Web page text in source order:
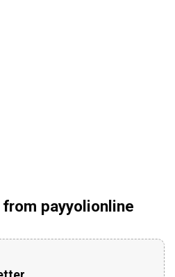
payyolionline